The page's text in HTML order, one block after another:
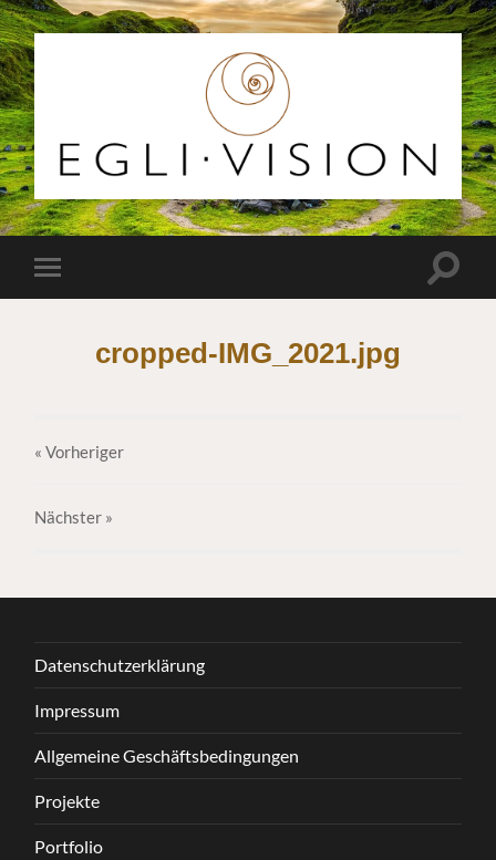
Egli
Vision
Menü
cropped-IMG_2021.jpg
« Vorheriger
Nächster »
Datenschutzerklärung
Impressum
Allgemeine Geschäftsbedingungen
Projekte
Portfolio